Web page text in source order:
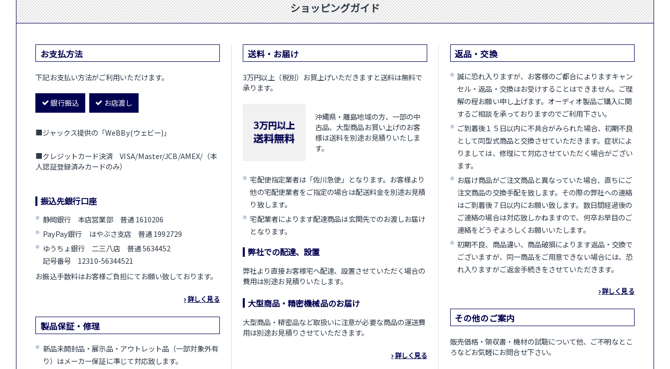
ショッピングガイド
お支払方法
下記お支払い方法がご利用いただけます。
銀行振込 お店渡し
■ジャックス提供の「WeBBy(ウェビー)」
■クレジットカード決済 VISA/Master/JCB/AMEX/（本
人認証登録済みカードのみ）
振込先銀行口座
静岡銀行 本店営業部 普通 1610206
PayPay銀行 はやぶさ支店 普通 1992729
ゆうちょ銀行 二三八店 普通 5634452
記号番号 12310-56344521
お振込手数料はお客様ご負担にてお願い致しております。
詳しく見る
製品保証・修理
新品未開封品・展示品・アウトレット品（一部対象外有
り）はメーカー保証に準じて対応致します。
送料・お届け
3万円以上（税別）お買上げいただきますと送料は無料で
承ります。
沖縄県・離島地域の方、一部の中
古品、大型商品お買い上げのお客
様は送料を別途お見積りいたしま
す。
宅配便指定業者は「佐川急便」となります。お客様より
他の宅配便業者をご指定の場合は配送料金を別途お見積
り致します。
宅配業者によります配達商品は玄関先でのお渡しお届け
となります。
弊社での配達、設置
弊社より直接お客様宅へ配達、設置させていただく場合の
費用は別途お見積りいたします。
大型商品・精密機械品のお届け
大型商品・精密品など取扱いに注意が必要な商品の運送費
用は別途お見積りさせていただきます。
詳しく見る
返品・交換
誠に恐れ入りますが、お客様のご都合によりますキャン
セル・返品・交換はお受けすることはできません。ご理
解の程お願い申し上げます。オーディオ製品ご購入に関
するご相談を承っておりますのでご利用下さい。
ご到着後１５日以内に不具合がみられた場合、初期不良
として同型式商品と交換させていただきます。症状によ
りましては、修理にて対応させていただく場合がござい
ます。
お届け商品がご注文商品と異なっていた場合、直ちにご
注文商品の交換手配を致します。その際の弊社への連絡
はご到着後７日以内にお願い致します。数日間経過後の
ご連絡の場合は対応致しかねますので、何卒お早目のご
連絡をどうぞよろしくお願いいたします。
初期不良、商品違い、商品破損によります返品・交換で
ございますが、同一商品をご用意できない場合には、恐
れ入りますがご返金手続きをさせていただきます。
詳しく見る
その他のご案内
販売価格・領収書・機材の試聴について他、ご不明なとこ
ろなどお気軽にお問合せ下さい。